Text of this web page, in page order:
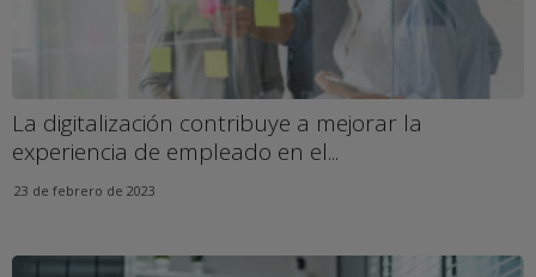
La digitalización contribuye a mejorar la
experiencia de empleado en el...
23 de febrero de 2023